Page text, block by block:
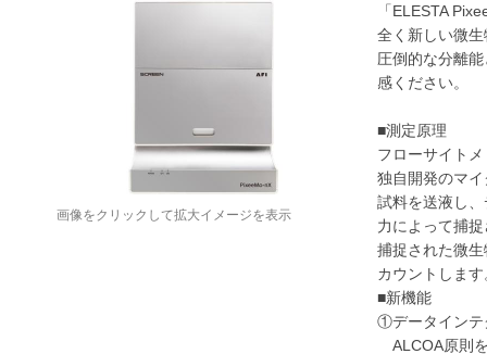
画像をクリックして拡大イメージを表示
「ELESTA
全く新しい微
圧倒的な分離
感ください。
■測定原理
フローサイト
独自開発のマ
試料を送液し
力によって捕
捕捉された微
カウントします
■新機能
①データインテ
ALCOA原則